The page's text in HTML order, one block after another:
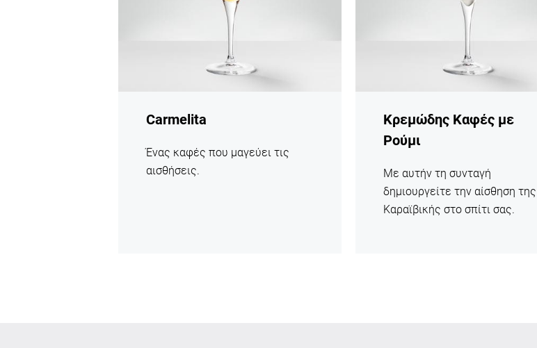
Carmelita
Ένας καφές που μαγεύει τις
αισθήσεις.
Κρεμώδης Καφές με
Ρούμι
Με αυτήν τη συνταγή
δημιουργείτε την αίσθηση της
Καραϊβικής στο σπίτι σας.